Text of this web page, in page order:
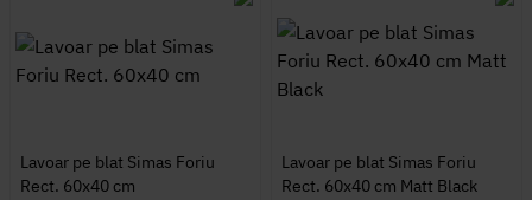
Lavoar pe blat Simas Foriu
Rect. 60x40 cm
Lavoar pe blat Simas Foriu
Rect. 60x40 cm Matt Black